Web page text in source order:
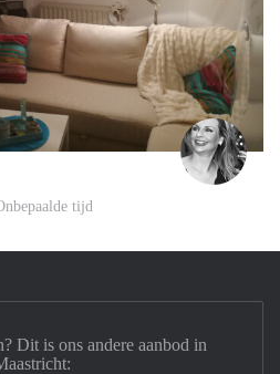
tijd
Dit is ons andere aanbod in